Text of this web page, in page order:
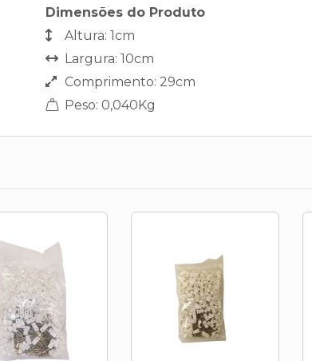
Dimensões do Produto
Altura: 1cm
Largura: 10cm
Comprimento: 29cm
Peso: 0,040Kg